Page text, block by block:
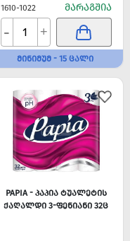
1610-1022 ᲛᲐᲠᲐᲒᲨᲘᲐ
- +
ᲛᲘᲜᲘᲛᲣᲛ - 15 ᲪᲐᲚᲘ
PAPIA - ᲞᲐᲞᲘᲐ ᲢᲣᲐᲚᲔᲢᲘᲡ
ᲥᲐᲦᲐᲚᲓᲘ 3-ᲤᲔᲜᲘᲐᲜᲘ 32Ც